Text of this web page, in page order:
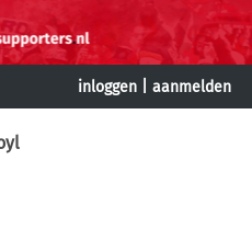
inloggen aanmelden